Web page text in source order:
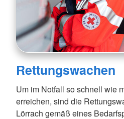
Rettungswachen
Um im Notfall so schnell wie
erreichen, sind die
Lörrach gemäß eines